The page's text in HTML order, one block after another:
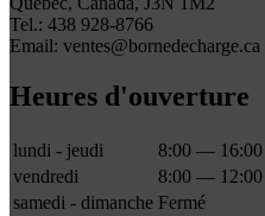
Tel.: 438 928-8766
Email: ventes@bornedecharge.ca
Heures d'ouverture
lundi - jeudi
8:00 — 16:00
vendredi
8:00 — 12:00
samedi - dimanche Fermé